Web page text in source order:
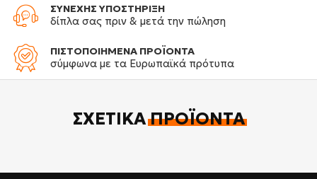
ΣΥΝΕΧΗΣ ΥΠΟΣΤΗΡΙΞΗ
δίπλα σας πριν & μετά την πώληση
ΠΙΣΤΟΠΟΙΗΜΕΝΑ ΠΡΟΪΟΝΤΑ
σύμφωνα με τα Ευρωπαϊκά πρότυπα
ΣΧΕΤΙΚΆΠΡΟΪΌΝΤΑ